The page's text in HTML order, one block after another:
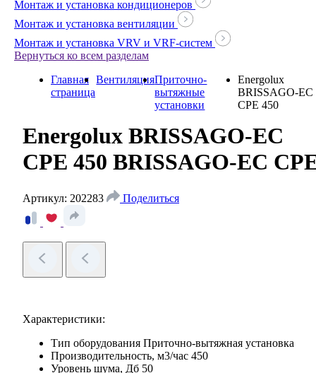
Монтаж и установка кондиционеров
Монтаж и установка вентиляции
Монтаж и установка VRV и VRF-систем
Вернуться ко всем разделам
Главная
страница
ВентиляцияПриточно-
вытяжные
установки
Energolux
BRISSAGO-EC
CPE 450
Energolux BRISSAGO-EC
CPE 450 BRISSAGO-EC
Артикул: 202283 Поделиться
Характеристики:
Тип оборудования Приточно-вытяжная установка
Производительность, м3/час 450
Уровень шума, Дб 50